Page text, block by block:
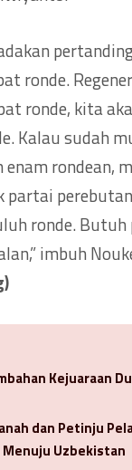
ronde.
ronde, kita
Kalau sudah
rondean,
ronde.
imbuh
Kejuaraan
dan Petinju
Menuju Uzbekistan